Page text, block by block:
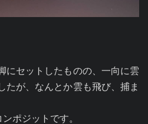
にセットしたものの、一向に雲
たが、なんとか雲も飛び、捕ま
ポジットです。